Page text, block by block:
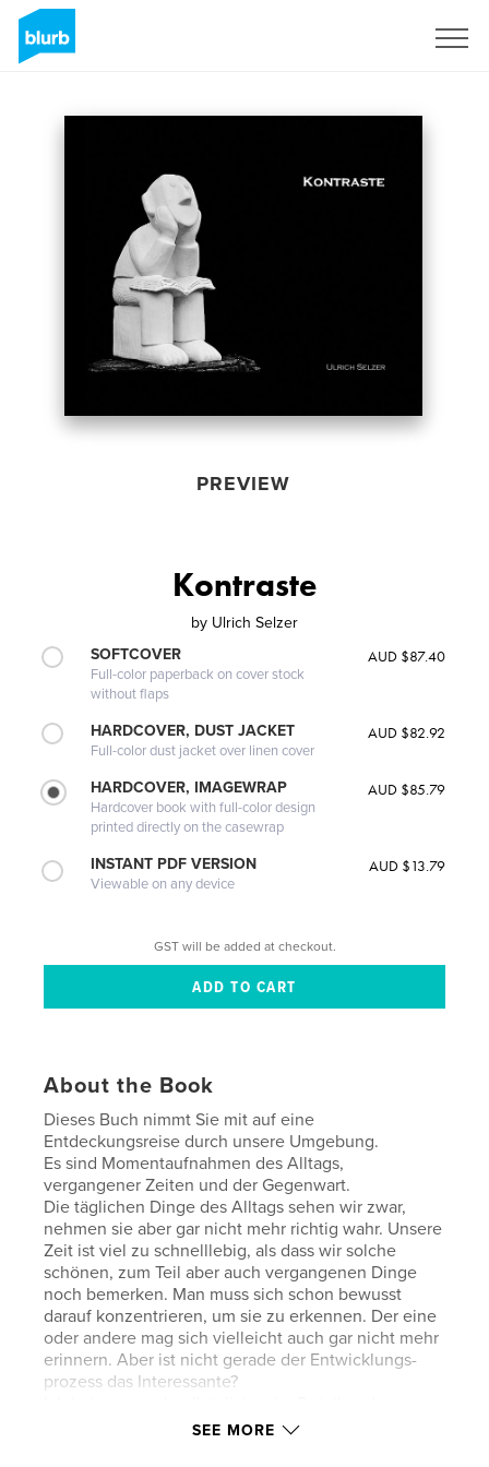
PREVIEW
Kontraste
by Ulrich Selzer
SOFTCOVER
Full-color paperback on cover stock
without flaps
AUD $87.40
HARDCOVER, DUST JACKET
Full-color dust jacket over linen cover
AUD $82.92
HARDCOVER, IMAGEWRAP
Hardcover book with full-color design
printed directly on the casewrap
AUD $85.79
INSTANT PDF VERSION
Viewable on any device
AUD $13.79
GST will be added at checkout.
About the Book
Dieses Buch nimmt Sie mit auf eine
Entdeckungsreise durch unsere Umgebung.
Es sind Momentaufnahmen des Alltags,
vergangener Zeiten und der Gegenwart.
Die täglichen Dinge des Alltags sehen wir zwar,
nehmen sie aber gar nicht mehr richtig wahr. Unsere
Zeit ist viel zu schnelllebig, als dass wir solche
schönen, zum Teil aber auch vergangenen Dinge
noch bemerken. Man muss sich schon bewusst
darauf konzentrieren, um sie zu erkennen. Der eine
oder andere mag sich vielleicht auch gar nicht mehr
erinnern. Aber ist nicht gerade der Entwicklungs-
prozess das Interessante?
teilweise als Gegensatz oder Gemeinsamkeit
SEE MORE